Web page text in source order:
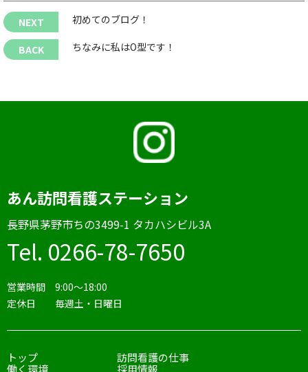
初めてのブログ！
ちなみに私はO型です！
あん訪問看護ステーション
⻑野県茅野市ちの3499-1 タカハシビル3A
Tel. 0266-78-7650
営業時間 9:00〜18:00
定休日 毎週土・日曜日
トップ
訪問看護の仕事
働く環境
採用情報